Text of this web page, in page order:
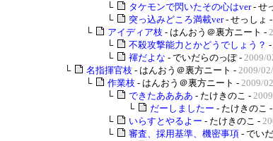
└
タケモンで閃いたその心はver- せ
└
突っ込みどころ満載ver- せっしょ -
└
アイディア枝 - はんおう＠裏方ニート -
└
不殺攻撃能力とかどうでしょう？
└
褌だよな - でいだらのっぽ - 2009/
└
名指揮官枝 - はんおう＠裏方ニート - 2009/
└
作業枝 - はんおう＠裏方ニート - 2009/
└
できたああああ - たけきのこ -
└
だーしましたー - たけきのこ -
└
いらすとやるよー - たけきのこ -
└
審査、採用基準、機密事項 - でい